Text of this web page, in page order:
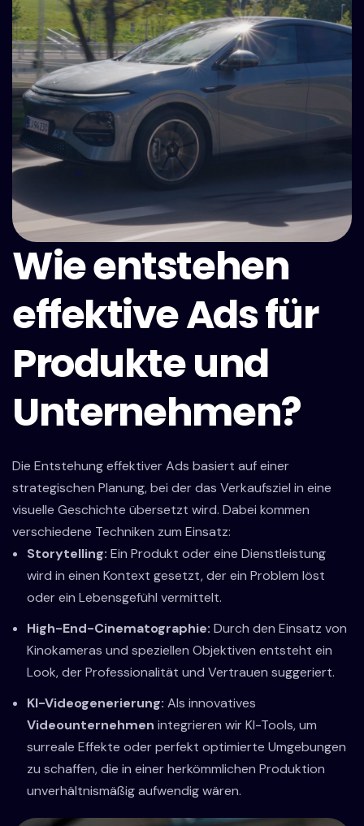
Wie entstehen
effektive Ads für
Produkte und
Unternehmen?
Die Entstehung effektiver Ads basiert auf einer
strategischen Planung, bei der das Verkaufsziel in eine
visuelle Geschichte übersetzt wird. Dabei kommen
verschiedene Techniken zum Einsatz:
Storytelling: Ein Produkt oder eine Dienstleistung
wird in einen Kontext gesetzt, der ein Problem löst
oder ein Lebensgefühl vermittelt.
High-End-Cinematographie: Durch den Einsatz von
Kinokameras und speziellen Objektiven entsteht ein
Look, der Professionalität und Vertrauen suggeriert.
KI-Videogenerierung: Als innovatives
Videounternehmen integrieren wir KI-Tools, um
surreale Effekte oder perfekt optimierte Umgebungen
zu schaffen, die in einer herkömmlichen Produktion
unverhältnismäßig aufwendig wären.